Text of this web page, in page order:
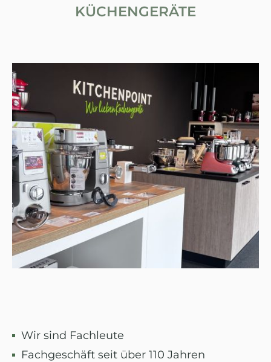
KÜCHENGERÄTE
Wir sind Fachleute
Fachgeschäft seit über 110 Jahren